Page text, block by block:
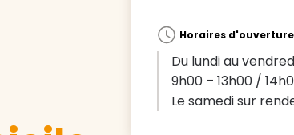
Horaires
Du lundi au
9h00 – 13h00 /
Le samedi sur